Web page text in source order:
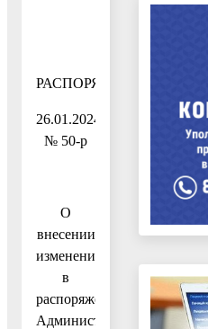
РАСПОРЯЖЕНИЕ
26.01.2024
№ 50-р
О
внесении
изменений
в
распоряжение
Администрации